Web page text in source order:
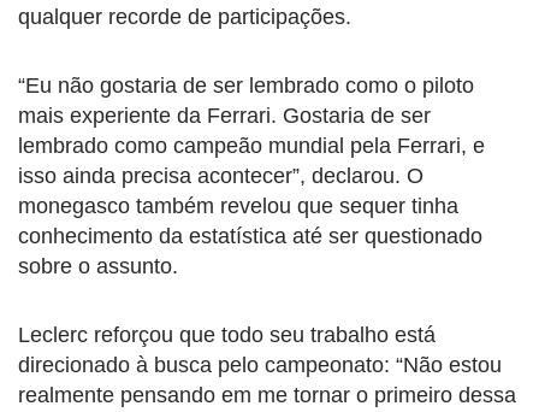
qualquer recorde de participações.
“Eu não gostaria de ser lembrado como o piloto
mais experiente da Ferrari. Gostaria de ser
lembrado como campeão mundial pela Ferrari, e
isso ainda precisa acontecer”, declarou. O
monegasco também revelou que sequer tinha
conhecimento da estatística até ser questionado
sobre o assunto.
Leclerc reforçou que todo seu trabalho está
direcionado à busca pelo campeonato: “Não estou
realmente pensando em me tornar o primeiro dessa